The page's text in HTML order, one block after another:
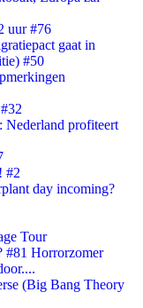
uur #76
gaat in
#50
Nederland profiteert
#2
day incoming?
Tour
#81 Horrorzomer
(Big Bang Theory